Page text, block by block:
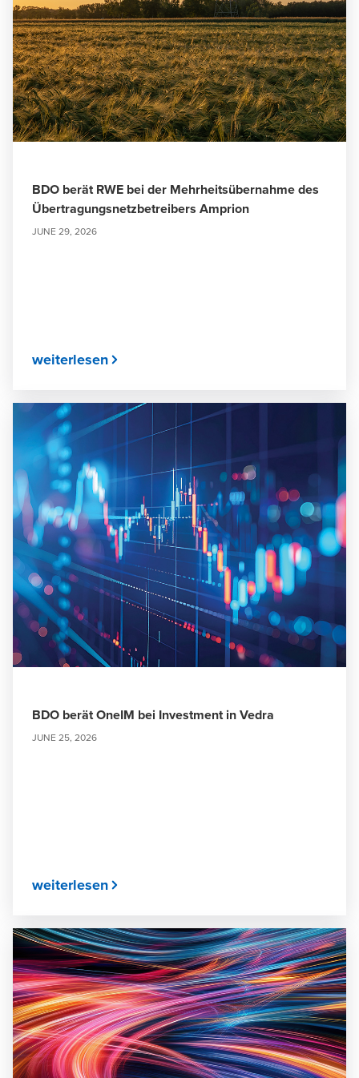
BDO berät RWE bei der Mehrheitsübernahme des
Übertragungsnetzbetreibers Amprion
JUNE 29, 2026
weiterlesen
BDO berät OneIM bei Investment in Vedra
JUNE 25, 2026
weiterlesen